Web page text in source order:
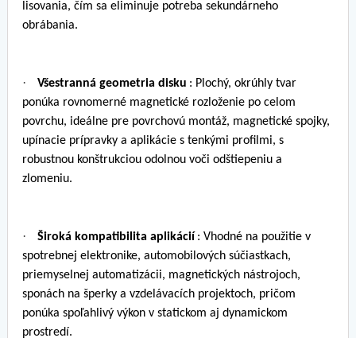
lisovania, čím sa eliminuje potreba sekundárneho
obrábania.
· Všestranná geometria disku : Plochý, okrúhly tvar
ponúka rovnomerné magnetické rozloženie po celom
povrchu, ideálne pre povrchovú montáž, magnetické spojky,
upínacie prípravky a aplikácie s tenkými profilmi, s
robustnou konštrukciou odolnou voči odštiepeniu a
zlomeniu.
· Široká kompatibilita aplikácií : Vhodné na použitie v
spotrebnej elektronike, automobilových súčiastkach,
priemyselnej automatizácii, magnetických nástrojoch,
sponách na šperky a vzdelávacích projektoch, pričom
ponúka spoľahlivý výkon v statickom aj dynamickom
prostredí.